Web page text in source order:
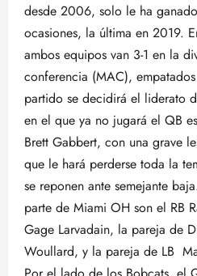
desde 2006, solo le ha
ocasiones, la última en 2019.
ambos equipos van 3-1 en la
conferencia (MAC),
partido se decidirá el liderato
en el que ya no jugará el QB
Brett Gabbert, con una grave
que le hará perderse toda la
se reponen ante semejante
parte de Miami OH son el RB
Gage Larvadain, la pareja de
Woullard, y la pareja de LB